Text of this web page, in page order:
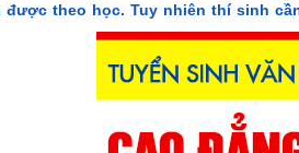
được theo học. Tuy nhiên thí sinh